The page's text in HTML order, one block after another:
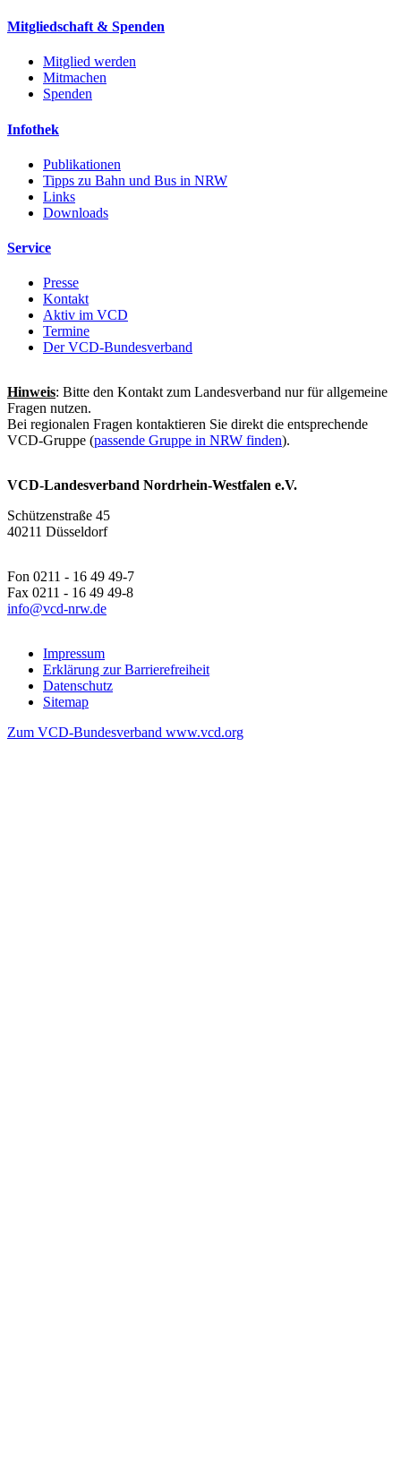
Mitgliedschaft & Spenden
Mitglied werden
Mitmachen
Spenden
Infothek
Publikationen
Tipps zu Bahn und Bus in NRW
Links
Downloads
Service
Presse
Kontakt
Aktiv im VCD
Termine
Der VCD-Bundesverband
Hinweis: Bitte den Kontakt zum Landesverband nur für allgemeine
Fragen nutzen.
Bei regionalen Fragen kontaktieren Sie direkt die entsprechende
VCD-Gruppe (passende Gruppe in NRW finden).
VCD-Landesverband Nordrhein-Westfalen e.V.
Schützenstraße 45
40211 Düsseldorf
Fon 0211 - 16 49 49-7
Fax 0211 - 16 49 49-8
info@vcd-nrw.de
Impressum
Erklärung zur Barrierefreiheit
Datenschutz
Sitemap
Zum VCD-Bundesverband www.vcd.org